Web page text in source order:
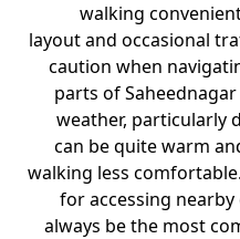
walking
layout and occasional
caution when
parts of
weather, particularly
can be quite warm
walking less
for accessing
always be the most